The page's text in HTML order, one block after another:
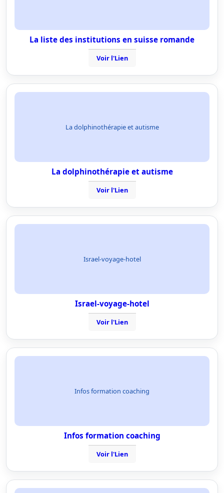
La liste des institutions en suisse romande
Voir l'Lien
La dolphinothérapie et autisme
La dolphinothérapie et autisme
Voir l'Lien
Israel-voyage-hotel
Israel-voyage-hotel
Voir l'Lien
Infos formation coaching
Infos formation coaching
Voir l'Lien